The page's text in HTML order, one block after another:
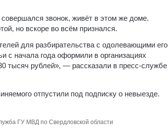
звонок, живёт в этом же доме.
но вскоре во всём признался.
для разбирательства с одолевающими его
с начала года оформили в организациях
тысяч рублей», — рассказали в пресс-службе
отпустили под подписку о невыезде.
ГУ МВД по Свердловской области